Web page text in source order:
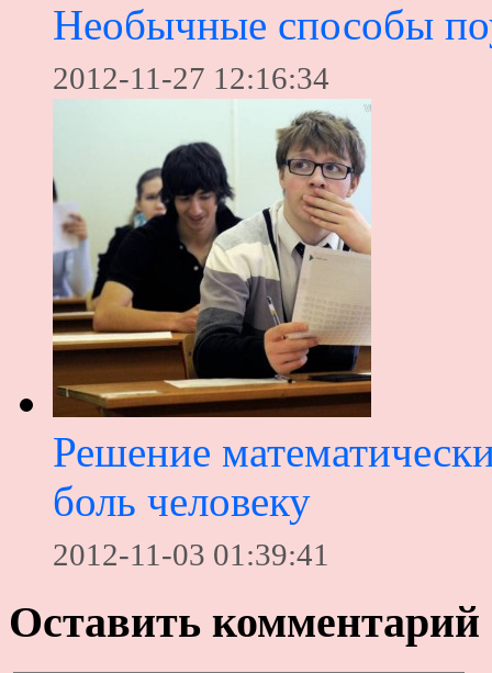
Необычные способы
2012-11-27 12:16:34
Решение
боль человеку
2012-11-03 01:39:41
Оставить комментарий